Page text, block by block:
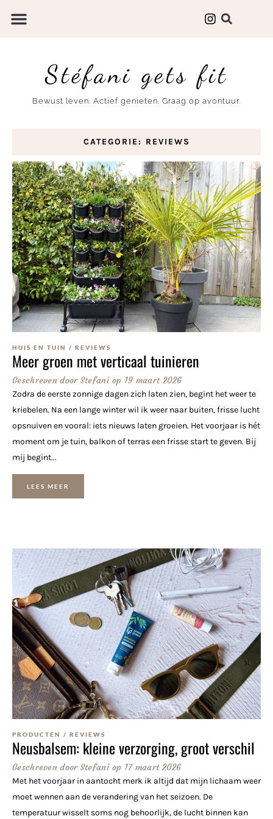
Stéfani gets fit
Bewust leven. Actief genieten. Graag op avontuur.
CATEGORIE: REVIEWS
HUIS EN TUIN / REVIEWS
Meer groen met verticaal tuinieren
Geschreven doorStefani op 19 maart 2026
Zodra de eerste zonnige dagen zich laten zien, begint het weer te
kriebelen. Na een lange winter wil ik weer naar buiten, frisse lucht
opsnuiven en vooral: iets nieuws laten groeien. Het voorjaar is hét
moment om je tuin, balkon of terras een frisse start te geven. Bij
mij begint...
LEES MEER
PRODUCTEN / REVIEWS
Neusbalsem: kleine verzorging, groot verschil
Geschreven doorStefani op 17 maart 2026
Met het voorjaar in aantocht merk ik altijd dat mijn lichaam weer
moet wennen aan de verandering van het seizoen. De
temperatuur wisselt soms nog behoorlijk, de lucht binnen kan